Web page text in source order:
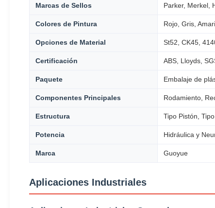
Marcas de Sellos Parker, Merkel,
Colores de Pintura Rojo, Gris,
Opciones de Material St52, CK45,
Certificación ABS, Lloyds,
Paquete Embalaje de
Componentes Principales Rodamiento,
Estructura Tipo Pistón,
Potencia Hidráulica y
Marca Guoyue
Aplicaciones Industriales